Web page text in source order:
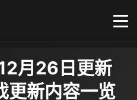
月26日更新
更新内容一览